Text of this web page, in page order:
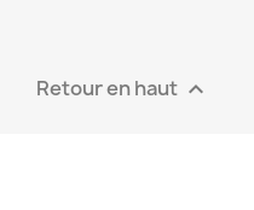
Retour en haut 